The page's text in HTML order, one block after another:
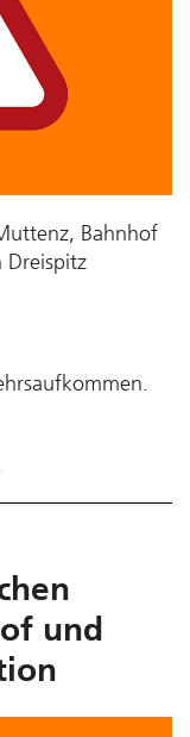
Bahnhof
Dreispitz
und